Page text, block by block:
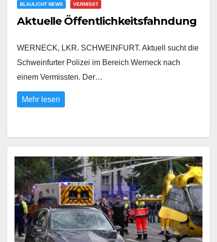
BLAULICHT NEWS VERMISST
Aktuelle Öffentlichkeitsfahndung
WERNECK, LKR. SCHWEINFURT. Aktuell sucht die
Schweinfurter Polizei im Bereich Werneck nach
einem Vermissten. Der…
Mehr lesen